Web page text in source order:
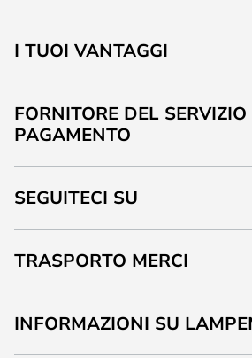
I TUOI VANTAGGI
FORNITORE DEL
PAGAMENTO
SEGUITECI SU
TRASPORTO MERCI
INFORMAZIONI SU